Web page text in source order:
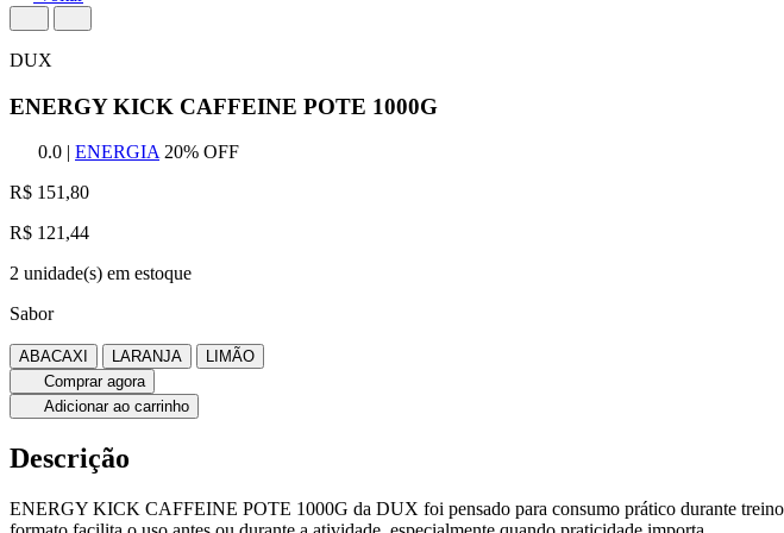
DUX
ENERGY KICK CAFFEINE POTE 1000G
0.0 | ENERGIA 20% OFF
R$ 151,80
R$ 121,44
2 unidade(s) em estoque
Sabor
ABACAXI LARANJA
LIMÃO
Comprar agora
Adicionar ao carrinho
Descrição
ENERGY KICK CAFFEINE POTE 1000G da DUX foi pensado para consumo prático durante